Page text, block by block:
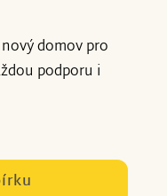
domov pro
podporu i